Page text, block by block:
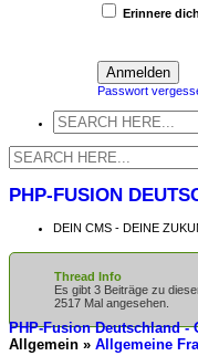
Erinnere
Passwort
PHP-FUSION
DEIN CMS - DEINE
Thread Info
Es gibt 3 Beiträge zu
2517 Mal angesehen.
PHP-Fusion Deutschland -
Allgemein » Allgemeine